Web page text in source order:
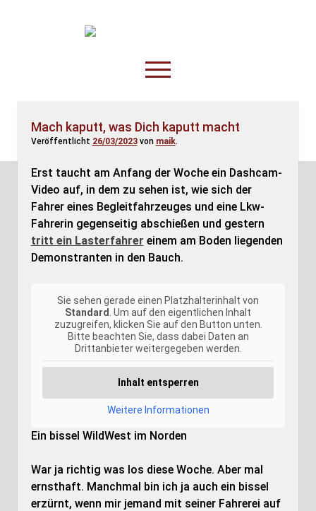
TruckOnline.de
open
menu
Anderswo
Spesenliste
Fahrer
Disposition
Mach kaputt, was Dich kaputt macht
Veröffentlicht 26/03/2023von maik.
Erst taucht am Anfang der Woche ein Dashcam-
Video auf, in dem zu sehen ist, wie sich der
Fahrer eines Begleitfahrzeuges und eine Lkw-
Fahrerin gegenseitig abschießen und gestern
tritt ein Lasterfahrer einem am Boden liegenden
Demonstranten in den Bauch.
Sie sehen gerade einen Platzhalterinhalt von
Standard . Um auf den eigentlichen Inhalt
zuzugreifen, klicken Sie auf den Button unten.
Bitte beachten Sie, dass dabei Daten an
Drittanbieter weitergegeben werden.
Inhalt entsperren
Weitere Informationen
Ein bissel WildWest im Norden
War ja richtig was los diese Woche. Aber mal
ernsthaft. Manchmal bin ich ja auch ein bissel
erzürnt, wenn mir jemand mit seiner Fahrerei auf